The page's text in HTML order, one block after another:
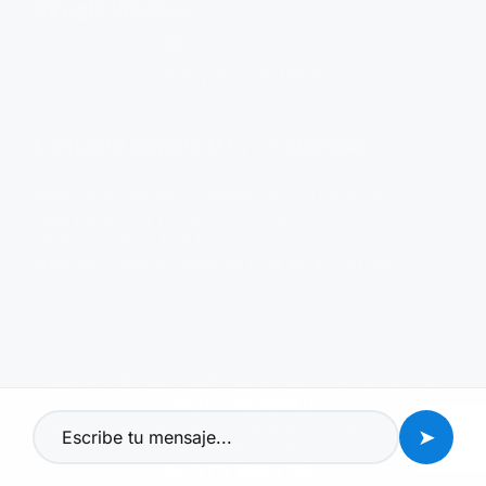
PaquetesQuirúrgicos.com
Lápiz Blanco S.A.S.
➤